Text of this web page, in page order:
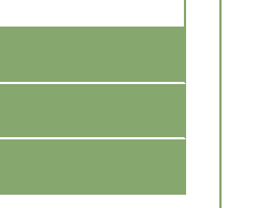
Estado ou por
episódios de
para a
e documentos. A